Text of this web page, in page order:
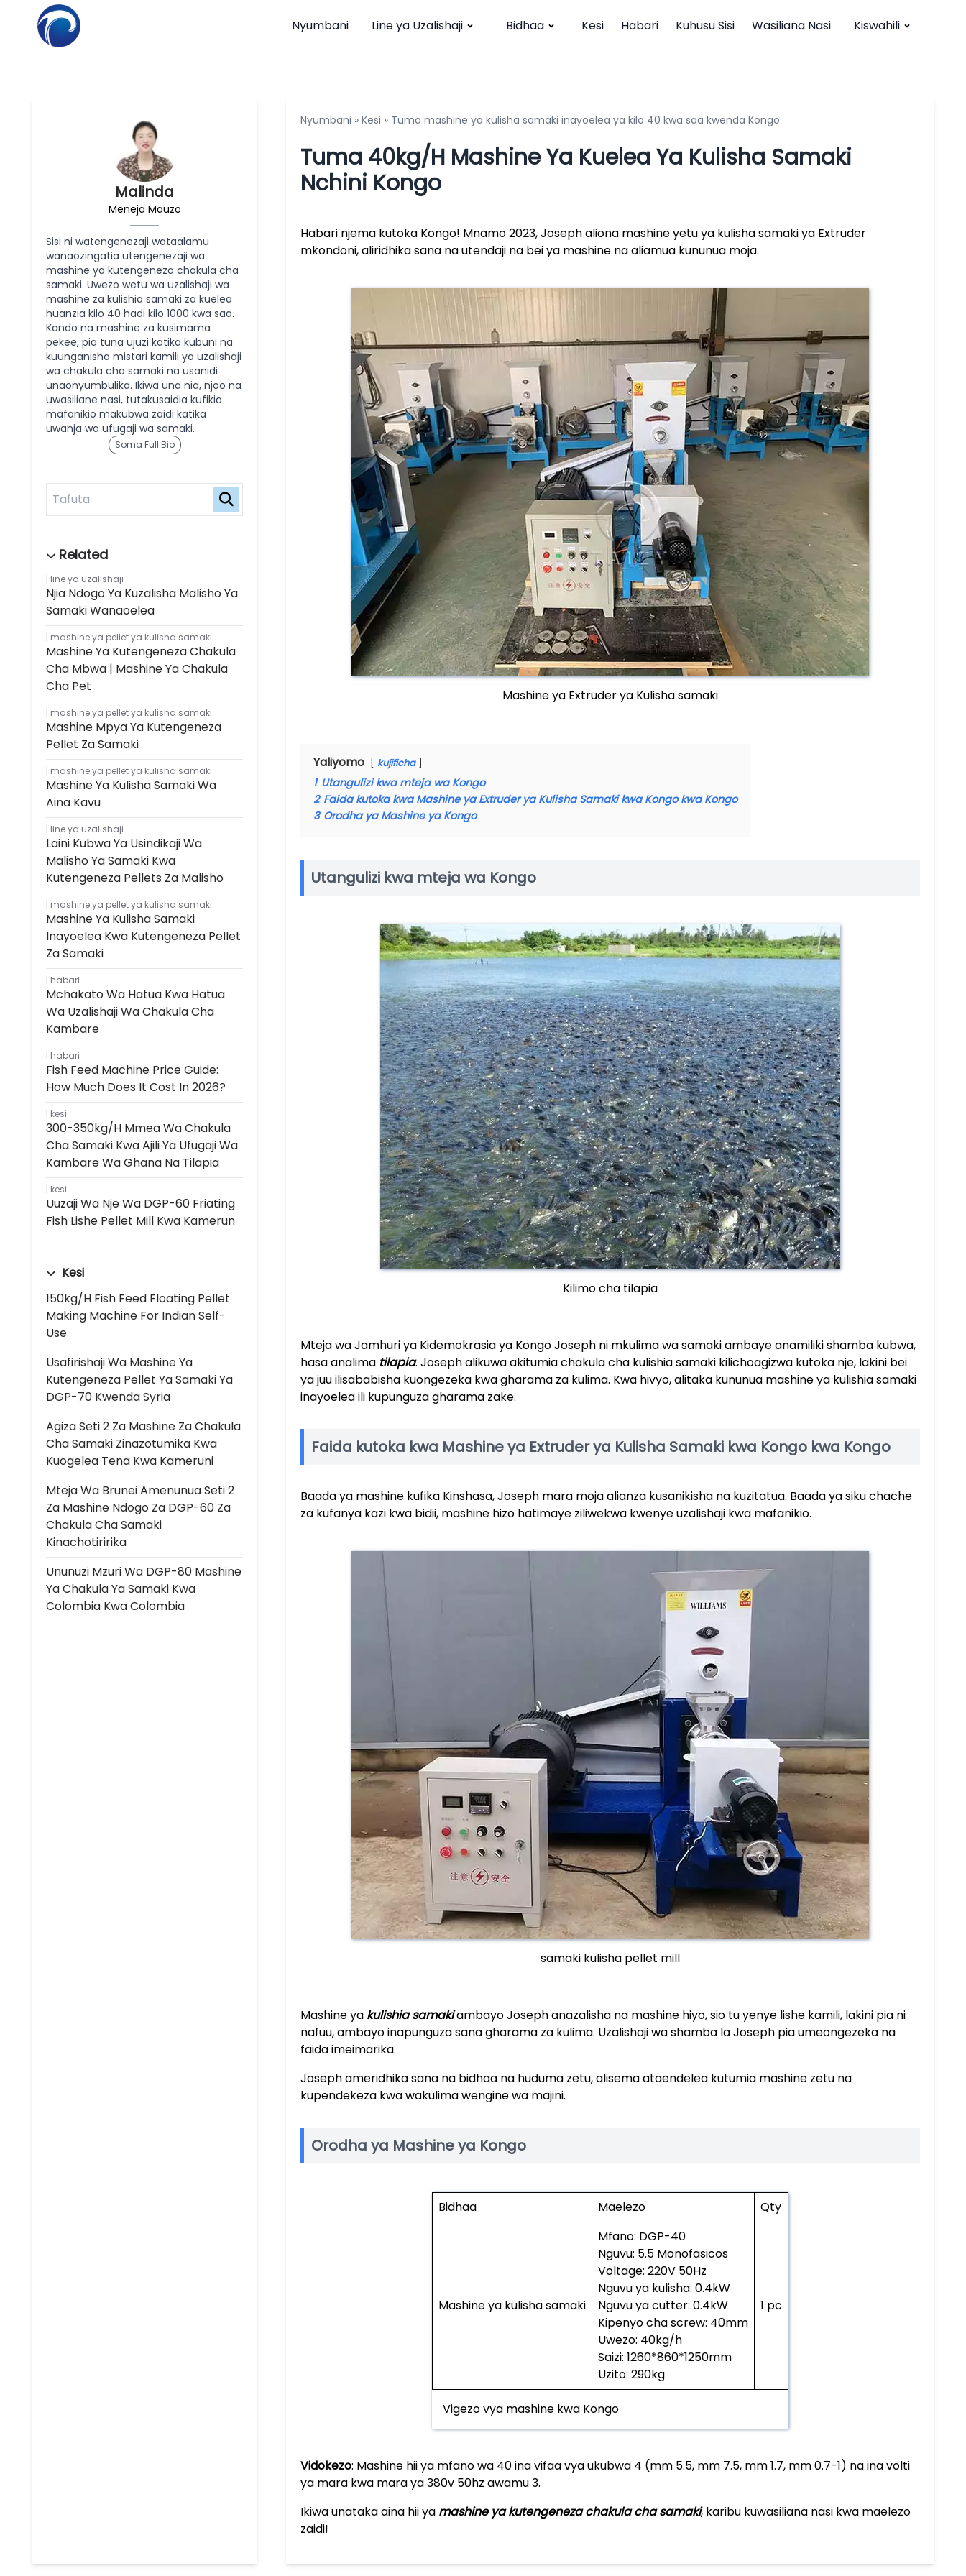
Nyumbani Line ya Uzalishaji Bidhaa Kesi Habari Kuhusu Sisi Wasiliana Nasi Kiswahili
Malinda
Meneja Mauzo
Sisi ni watengenezaji wataalamu
wanaozingatia utengenezaji wa
mashine ya kutengeneza chakula cha
samaki. Uwezo wetu wa uzalishaji wa
mashine za kulishia samaki za kuelea
huanzia kilo 40 hadi kilo 1000 kwa saa.
Kando na mashine za kusimama
pekee, pia tuna ujuzi katika kubuni na
kuunganisha mistari kamili ya uzalishaji
wa chakula cha samaki na usanidi
unaonyumbulika. Ikiwa una nia, njoo na
uwasiliane nasi, tutakusaidia kufikia
mafanikio makubwa zaidi katika
uwanja wa ufugaji wa samaki.
Soma Full Bio
line ya uzalishaji
Njia Ndogo Ya Kuzalisha Malisho Ya
Samaki Wanaoelea
mashine ya pellet ya kulisha samaki
Mashine Ya Kutengeneza Chakula
Cha Mbwa | Mashine Ya Chakula
Cha Pet
mashine ya pellet ya kulisha samaki
Mashine Mpya Ya Kutengeneza
Pellet Za Samaki
mashine ya pellet ya kulisha samaki
Mashine Ya Kulisha Samaki Wa
Aina Kavu
line ya uzalishaji
Laini Kubwa Ya Usindikaji Wa
Malisho Ya Samaki Kwa
Kutengeneza Pellets Za Malisho
mashine ya pellet ya kulisha samaki
Mashine Ya Kulisha Samaki
Inayoelea Kwa Kutengeneza Pellet
Za Samaki
habari
Mchakato Wa Hatua Kwa Hatua
Wa Uzalishaji Wa Chakula Cha
Kambare
habari
Fish Feed Machine Price Guide:
How Much Does It Cost In 2026?
kesi
300-350kg/h Mmea Wa Chakula
Cha Samaki Kwa Ajili Ya Ufugaji Wa
Kambare Wa Ghana Na Tilapia
kesi
Uuzaji Wa Nje Wa DGP-60 Friating
Fish Lishe Pellet Mill Kwa Kamerun
Kesi
150kg/h Fish Feed Floating Pellet
Making Machine For Indian Self-
Use
Usafirishaji Wa Mashine Ya
Kutengeneza Pellet Ya Samaki Ya
DGP-70 Kwenda Syria
Agiza Seti 2 Za Mashine Za Chakula
Cha Samaki Zinazotumika Kwa
Kuogelea Tena Kwa Kameruni
Mteja Wa Brunei Amenunua Seti 2
Za Mashine Ndogo Za DGP-60 Za
Chakula Cha Samaki
Kinachotiririka
Ununuzi Mzuri Wa DGP-80 Mashine
Ya Chakula Ya Samaki Kwa
Colombia Kwa Colombia
Nyumbani » Kesi » Tuma mashine ya kulisha samaki inayoelea ya kilo 40 kwa saa kwenda Kongo
Tuma 40kg/h Mashine Ya Kuelea Ya Kulisha Samaki
Nchini Kongo
Habari njema kutoka Kongo! Mnamo 2023, Joseph aliona mashine yetu ya kulisha samaki ya Extruder
mkondoni, aliridhika sana na utendaji na bei ya mashine na aliamua kununua moja.
Mashine ya Extruder ya Kulisha samaki
Yaliyomo kujificha
1 Utangulizi kwa mteja wa Kongo
2 Faida kutoka kwa Mashine ya Extruder ya Kulisha Samaki kwa Kongo kwa Kongo
3 Orodha ya Mashine ya Kongo
Utangulizi kwa mteja wa Kongo
Kilimo cha tilapia
Mteja wa Jamhuri ya Kidemokrasia ya Kongo Joseph ni mkulima wa samaki ambaye anamiliki shamba kubwa,
hasa analima tilapia. Joseph alikuwa akitumia chakula cha kulishia samaki kilichoagizwa kutoka nje, lakini bei
ya juu ilisababisha kuongezeka kwa gharama za kulima. Kwa hivyo, alitaka kununua mashine ya kulishia samaki
inayoelea ili kupunguza gharama zake.
Faida kutoka kwa Mashine ya Extruder ya Kulisha Samaki kwa Kongo kwa Kongo
Baada ya mashine kufika Kinshasa, Joseph mara moja alianza kusanikisha na kuzitatua. Baada ya siku chache
za kufanya kazi kwa bidii, mashine hizo hatimaye ziliwekwa kwenye uzalishaji kwa mafanikio.
samaki kulisha pellet mill
Mashine ya kulishia samakiambayo Joseph anazalisha na mashine hiyo, sio tu yenye lishe kamili, lakini pia ni
nafuu, ambayo inapunguza sana gharama za kulima. Uzalishaji wa shamba la Joseph pia umeongezeka na
faida imeimarika.
Joseph ameridhika sana na bidhaa na huduma zetu, alisema ataendelea kutumia mashine zetu na
kupendekeza kwa wakulima wengine wa majini.
Orodha ya Mashine ya Kongo
Bidhaa Maelezo Qty
Mashine ya kulisha samaki
Mfano: DGP-40
Nguvu: 5.5 Monofasicos
Voltage: 220V 50Hz
Nguvu ya kulisha: 0.4kW
Nguvu ya cutter: 0.4kW
Kipenyo cha screw: 40mm
Uwezo: 40kg/h
Saizi: 1260*860*1250mm
Uzito: 290kg
1 pc
Vigezo vya mashine kwa Kongo
Vidokezo: Mashine hii ya mfano wa 40 ina vifaa vya ukubwa 4 (mm 5.5, mm 7.5, mm 1.7, mm 0.7-1) na ina volti
ya mara kwa mara ya 380v 50hz awamu 3.
Ikiwa unataka aina hii ya mashine ya kutengeneza chakula cha samaki, karibu kuwasiliana nasi kwa maelezo
zaidi!